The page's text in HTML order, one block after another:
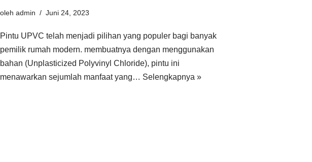
oleh admin Juni 24, 2023
Pintu UPVC telah menjadi pilihan yang populer bagi banyak
pemilik rumah modern. membuatnya dengan menggunakan
bahan (Unplasticized Polyvinyl Chloride), pintu ini
menawarkan sejumlah manfaat yang… Selengkapnya »